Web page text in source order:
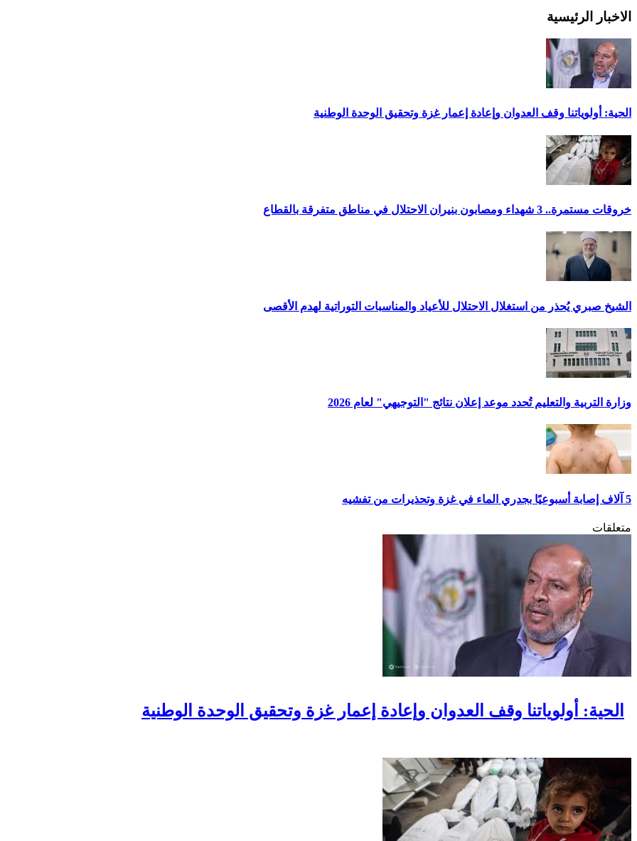
الاخبار الرئيسية
الحية: أولوياتنا وقف العدوان وإعادة إعمار غزة وتحقيق الوحدة الوطنية
خروقات مستمرة.. 3 شهداء ومصابون بنيران الاحتلال في مناطق متفرقة بالقطاع
الشيخ صبري يُحذر من استغلال الاحتلال للأعياد والمناسبات التوراتية لهدم الأقصى
وزارة التربية والتعليم تُحدد موعد إعلان نتائج "التوجيهي" لعام 2026
5 آلاف إصابة أسبوعيًا بجدري الماء في غزة وتحذيرات من تفشيه
متعلقات
الحية: أولوياتنا وقف العدوان وإعادة إعمار غزة وتحقيق الوحدة الوطنية